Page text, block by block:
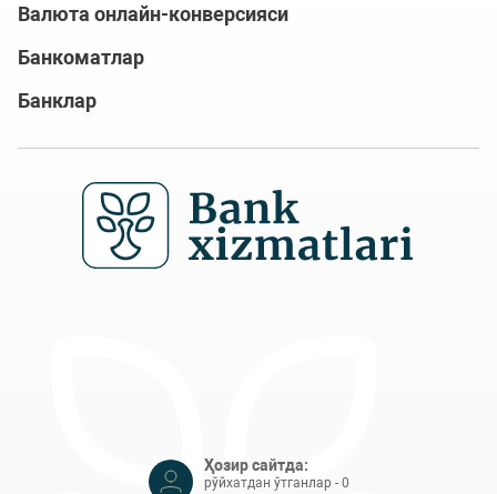
Валюта онлайн-конверсияси
Банкоматлар
Банклар
рўйхатдан ўтганлар - 0
меҳмонлар - 16